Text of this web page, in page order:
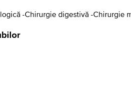
-Chirurgie digestivă -Chirurgie